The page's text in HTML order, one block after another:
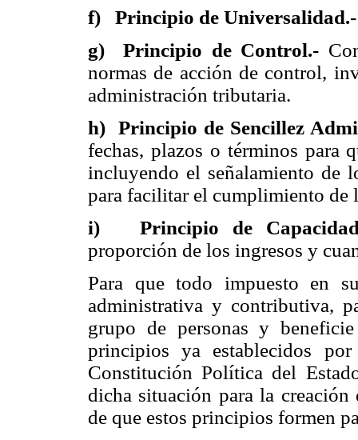
f) Principio de
g) Principio de Control.-
normas de acción de control,
administración tributaria.
h) Principio de Sencillez
fechas, plazos o términos para
incluyendo el señalamiento de
para facilitar el cumplimiento de
i) Principio de
proporción de los ingresos y
Para que todo impuesto en
administrativa y contributiva,
grupo de personas y
principios ya establecidos
Constitución Política del
dicha situación para la
de que estos principios formen